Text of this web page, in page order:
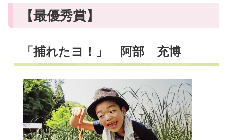
【最優秀賞】
「捕れたヨ！」 阿部 充博